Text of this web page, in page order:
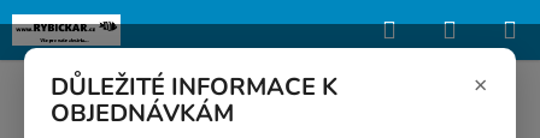
×
DŮLEŽITÉ INFORMACE K
OBJEDNÁVKÁM
Upozorňujeme, že uvedená skladová dostupnost je orientační a může se
lišit podle aktuálních objednávek a prodeje v reálném čase.
Hledat
KOŠÍK